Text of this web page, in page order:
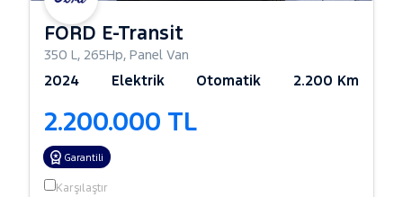
FORD E-Transit
350 L, 265Hp, Panel Van
2024 Elektrik Otomatik 2.200 Km
2.200.000 TL
Garantili
Karşılaştır